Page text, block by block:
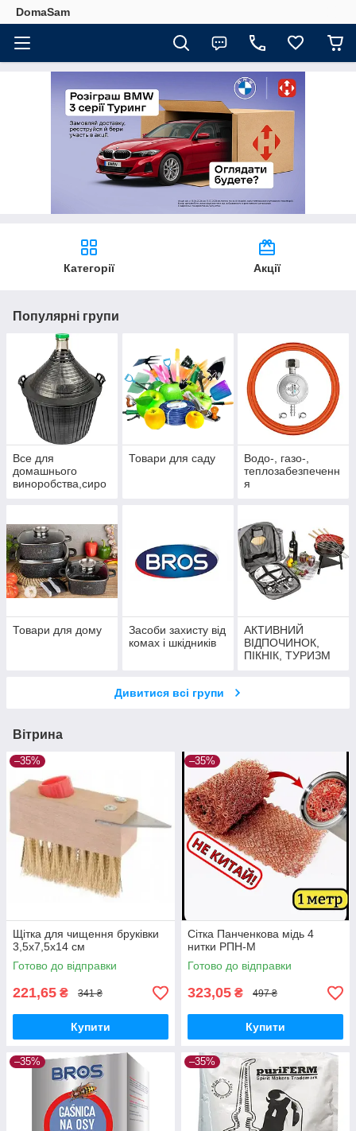
DomaSam
Категорії Акції
Популярні групи
Все для
домашнього
виноробства,сиро
Товари для саду
Водо-, газо-,
теплозабезпеченн
я
Товари для дому
Засоби захисту від
комах і шкідників
АКТИВНИЙ
ВІДПОЧИНОК,
ПІКНІК, ТУРИЗМ
Дивитися всі групи
Вітрина
–35%
Щітка для чищення бруківки
3,5х7,5х14 см
Готово до відправки
221,65 ₴ 341 ₴
Купити
–35%
Сітка Панченкова мідь 4
нитки РПН-М
Готово до відправки
323,05 ₴ 497 ₴
Купити
–35% –35%